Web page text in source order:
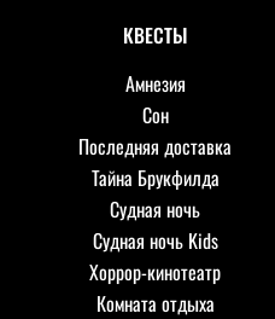
КВЕСТЫ
Амнезия
Сон
Последняя доставка
Тайна Брукфилда
Судная ночь
Судная ночь Kids
Хоррор-кинотеатр
Комната отдыха